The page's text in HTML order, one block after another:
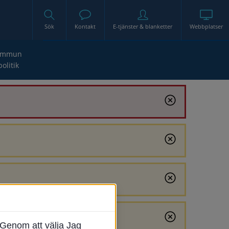
Sök Kontakt E-tjänster & blanketter Webbplatser
att välja Jag